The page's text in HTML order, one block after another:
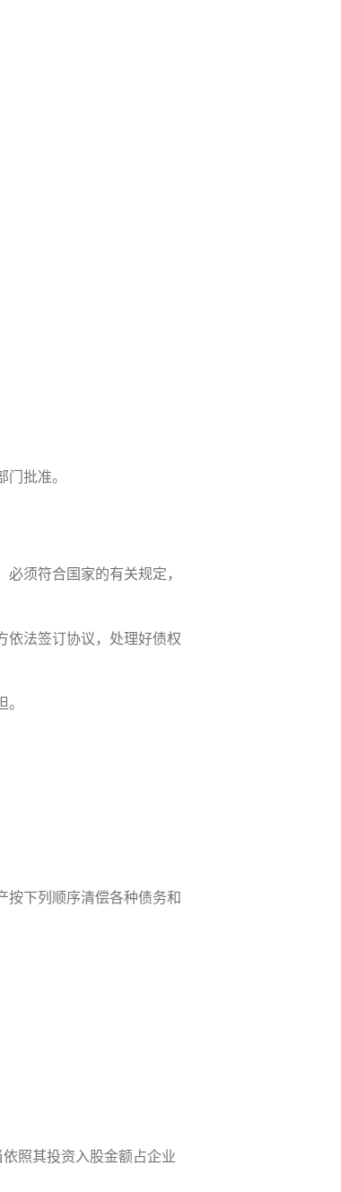
批准。
须符合国家的有关规定，
法签订协议，处理好债权
下列顺序清偿各种债务和
照其投资入股金额占企业